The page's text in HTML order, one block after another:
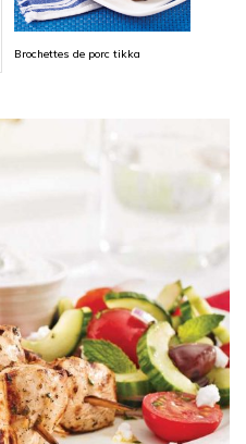
Brochettes de porc tikka